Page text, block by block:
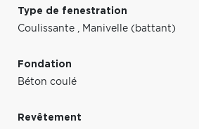
Type de fenestration
Coulissante , Manivelle (battant)
Fondation
Béton coulé
Revêtement